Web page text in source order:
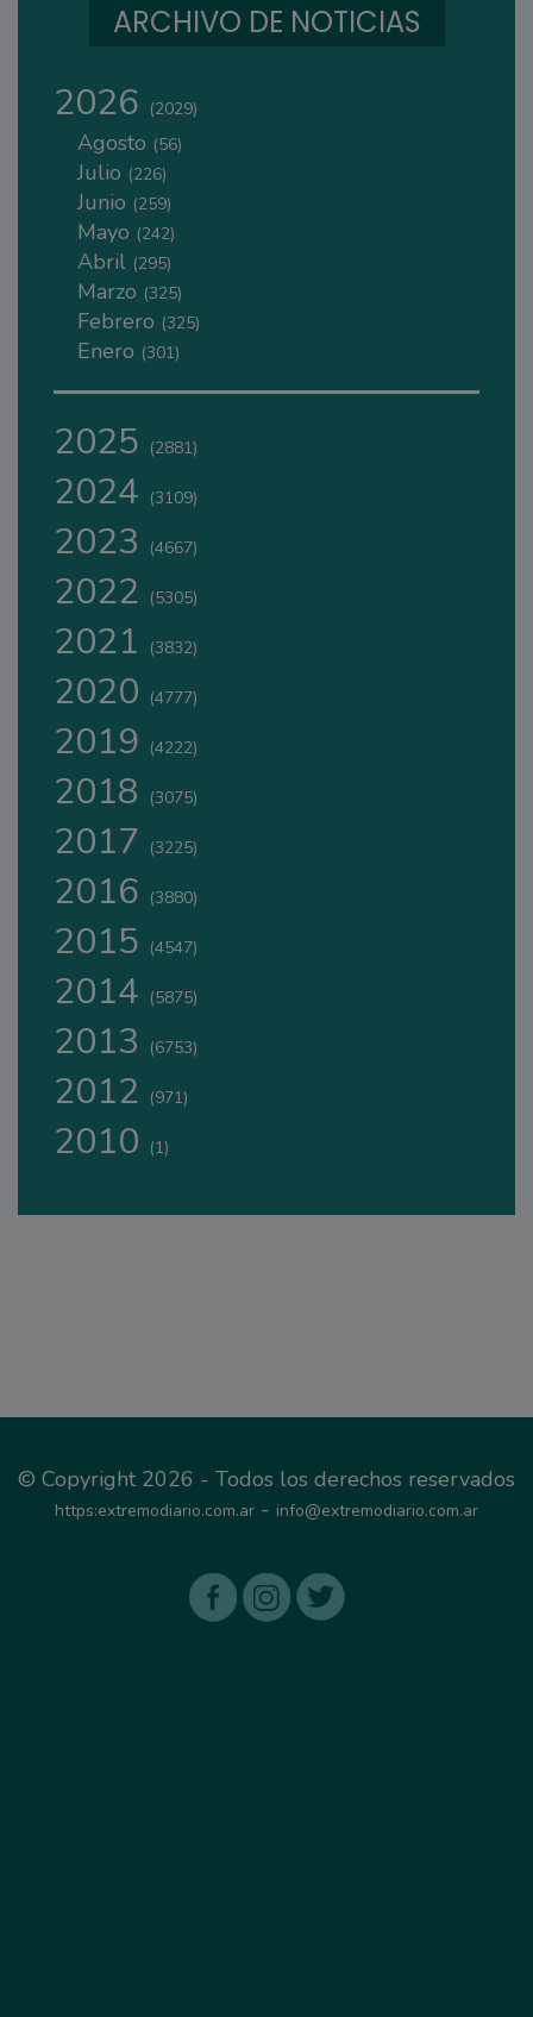
ARCHIVO DE NOTICIAS
2026 (2029)
Agosto (56)
Julio (226)
Junio (259)
Mayo (242)
Abril (295)
Marzo (325)
Febrero (325)
Enero (301)
2025 (2881)
2024 (3109)
2023 (4667)
2022 (5305)
2021 (3832)
2020 (4777)
2019 (4222)
2018 (3075)
2017 (3225)
2016 (3880)
2015 (4547)
2014 (5875)
2013 (6753)
2012 (971)
2010 (1)
© Copyright 2026 - Todos los derechos reservados
https:extremodiario.com.ar - info@extremodiario.com.ar